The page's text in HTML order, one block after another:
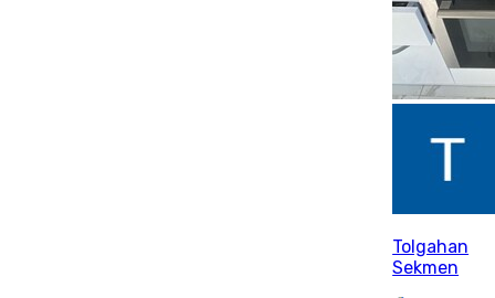
Tolgahan
Sekmen